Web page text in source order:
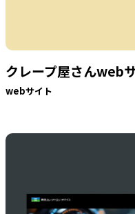
クレープ屋さんweb
webサイト